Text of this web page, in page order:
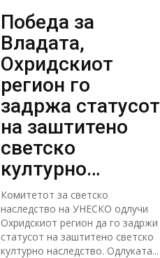
Победа за
Владата,
Охридскиот
регион го
задржа статусот
на заштитено
светско
културно
наследство
Комитетот за светско
наследство на УНЕСКО одлучи
Охридскиот регион да го задржи
статусот на заштитено светско
културно наследство. Одлуката...